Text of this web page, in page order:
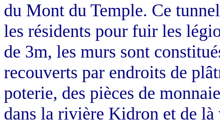
du Mont du Temple. Ce
les résidents pour fuir les
de 3m, les murs sont
recouverts par endroits de
poterie, des pièces de
dans la rivière Kidron et de